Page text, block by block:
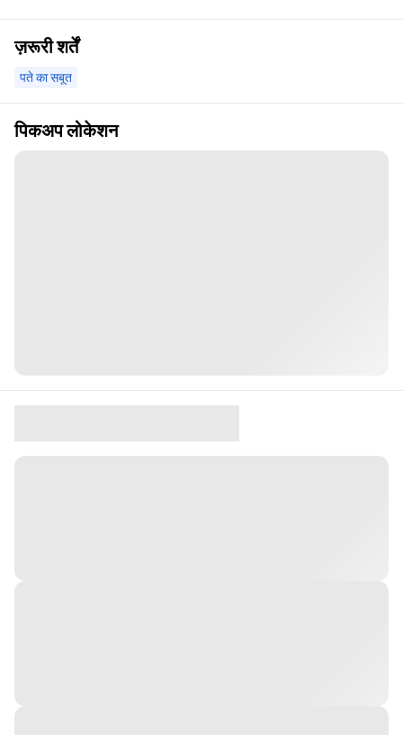
ज़रूरी शर्तें
पते का सबूत
पिकअप लोकेशन